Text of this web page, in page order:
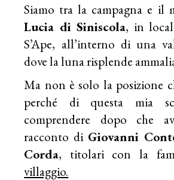
Siamo tra la campagna e il
Lucia di Siniscola, in
S’Ape, all’interno di una
dove la luna risplende
Ma non è solo la posizione
perché di questa mia
comprendere dopo che
racconto di Giovanni
Corda, titolari con la
villaggio.